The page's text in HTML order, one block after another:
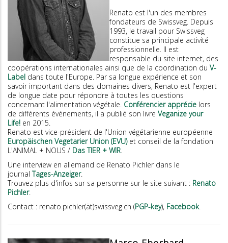
Renato est l'un des membres
fondateurs de Swissveg. Depuis
1993, le travail pour Swissveg
constitue sa principale activité
professionnelle. Il est
responsable du site internet, des
coopérations internationales ainsi que de la coordination du V-
Label dans toute l'Europe. Par sa longue expérience et son
savoir important dans des domaines divers, Renato est l'expert
de longue date pour répondre à toutes les questions
concernant l'alimentation végétale. Conférencier apprécie lors
de différents événements, il a publié son livre Veganize your
Life! en 2015.
Renato est vice-président de l'Union végétarienne européenne
Europäischen Vegetarier Union (EVU)et conseil de la fondation
L'ANIMAL + NOUS / Das TIER + WIR.
Une interview en allemand de Renato Pichler dans le
journalTages-Anzeiger.
Trouvez plus d'infos sur sa personne sur le site suivant : Renato
Pichler.
Contact : renato.pichler(ät)swissveg.ch (PGP-key), Facebook.